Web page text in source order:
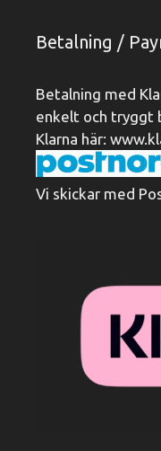
Betalning /
Betalning med
enkelt och tryggt
Klarna här:
Vi skickar med